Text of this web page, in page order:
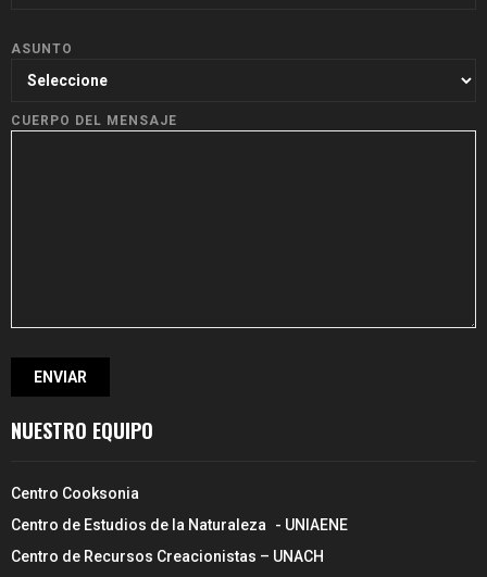
ASUNTO
CUERPO DEL MENSAJE
NUESTRO EQUIPO
Centro Cooksonia
Centro de Estudios de la Naturaleza - UNIAENE
Centro de Recursos Creacionistas – UNACH